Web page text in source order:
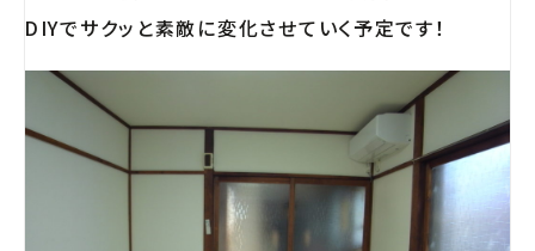
DIYでサクッと素敵に変化させていく予定です！